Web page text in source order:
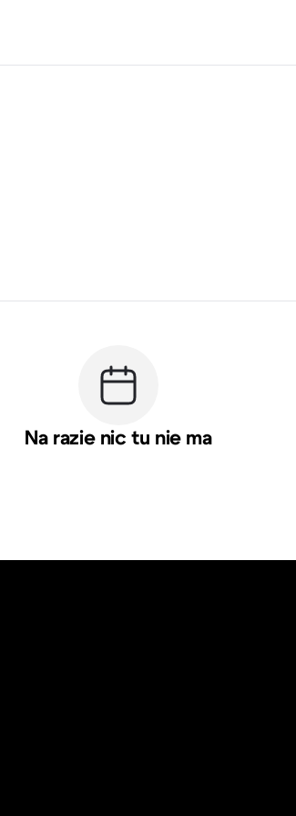
Na razie nic tu nie ma